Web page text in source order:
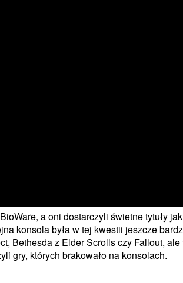
a oni dostarczyli świetne tytuły
konsola była w tej kwestii jeszcze
Bethesda z Elder Scrolls czy Fallout, ale
gry, których brakowało na konsolach.